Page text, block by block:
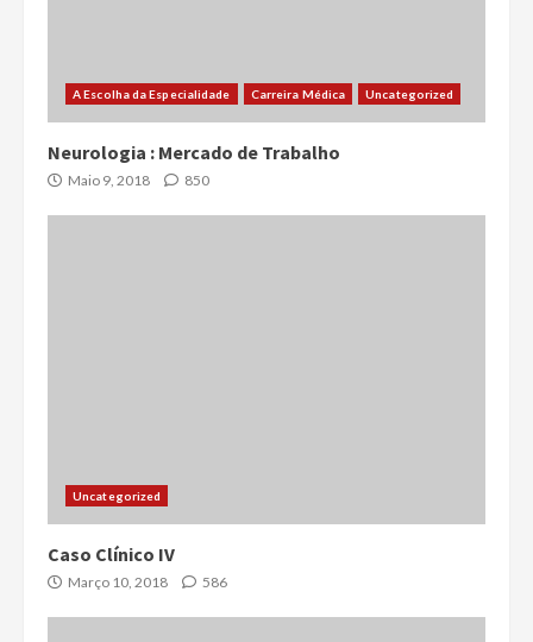
A Escolha da Especialidade Carreira Médica Uncategorized
Neurologia : Mercado de Trabalho
Maio 9, 2018 850
Uncategorized
Caso Clínico IV
Março 10, 2018 586